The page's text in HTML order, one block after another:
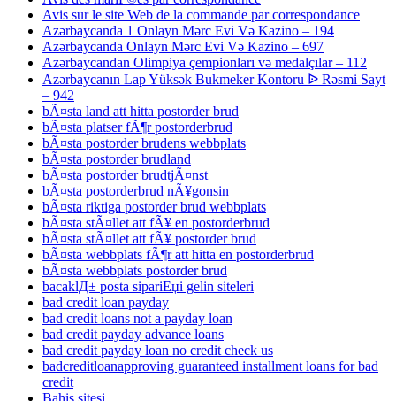
Avis sur le site Web de la commande par correspondance
Azərbaycanda 1 Onlayn Mərc Evi Və Kazino – 194
Azərbaycanda Onlayn Mərc Evi Və Kazino – 697
Azərbaycandan Olimpiya çempionları və medalçılar – 112
Azərbaycanın Lap Yüksək Bukmeker Kontoru ᐉ Rəsmi Sayt
– 942
bÃ¤sta land att hitta postorder brud
bÃ¤sta platser fÃ¶r postorderbrud
bÃ¤sta postorder brudens webbplats
bÃ¤sta postorder brudland
bÃ¤sta postorder brudtjÃ¤nst
bÃ¤sta postorderbrud nÃ¥gonsin
bÃ¤sta riktiga postorder brud webbplats
bÃ¤sta stÃ¤llet att fÃ¥ en postorderbrud
bÃ¤sta stÃ¤llet att fÃ¥ postorder brud
bÃ¤sta webbplats fÃ¶r att hitta en postorderbrud
bÃ¤sta webbplats postorder brud
bacaklД± posta sipariЕџi gelin siteleri
bad credit loan payday
bad credit loans not a payday loan
bad credit payday advance loans
bad credit payday loan no credit check us
badcreditloanapproving guaranteed installment loans for bad
credit
Bahis sitesi